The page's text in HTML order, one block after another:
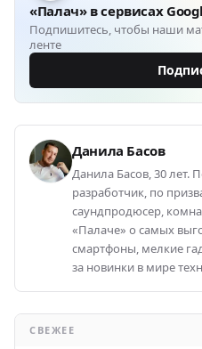
«Палач» в сервисах
Подпишитесь, чтобы наши
ленте
Данила Басов
Данила Басов, 30 лет.
разработчик, по
саундпродюсер,
«Палаче» о самых
смартфоны, мелкие
за новинки в мире
СВЕЖЕЕ